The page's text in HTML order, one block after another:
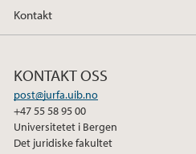
Kontakt
KONTAKT OSS
post@jurfa.uib.no
+47 55 58 95 00
Universitetet i Bergen
Det juridiske fakultet